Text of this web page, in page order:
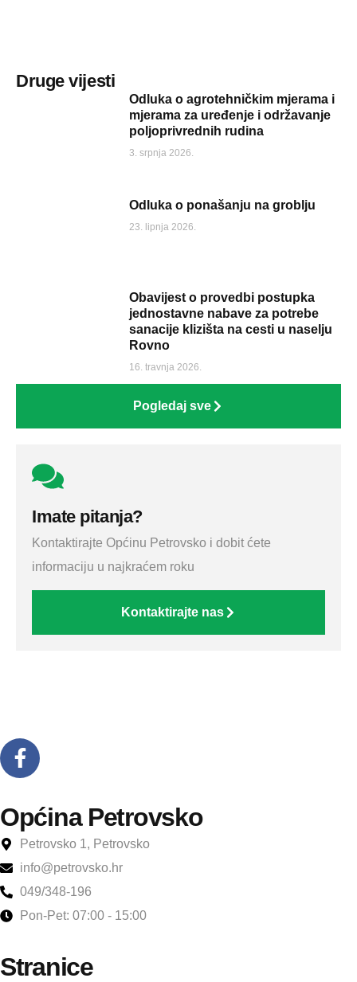
Druge vijesti
Odluka o agrotehničkim mjerama i
mjerama za uređenje i održavanje
poljoprivrednih rudina
3. srpnja 2026.
Odluka o ponašanju na groblju
23. lipnja 2026.
Obavijest o provedbi postupka
jednostavne nabave za potrebe
sanacije klizišta na cesti u naselju
Rovno
16. travnja 2026.
Pogledaj sve
Imate pitanja?
Kontaktirajte Općinu Petrovsko i dobit ćete
informaciju u najkraćem roku
Kontaktirajte nas
Općina Petrovsko
Petrovsko 1, Petrovsko
info@petrovsko.hr
049/348-196
Pon-Pet: 07:00 - 15:00
Stranice